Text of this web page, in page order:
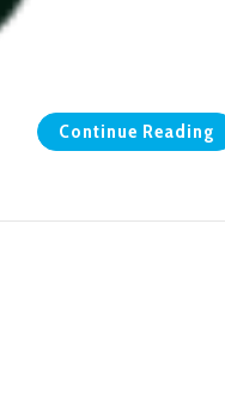
Continue Reading